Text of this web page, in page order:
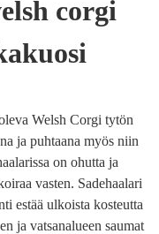
corgi
Welsh Corgi tytön
ja puhtaana myös niin
on ohutta ja
vasten. Sadehaalari
estää ulkoista kosteutta
ja vatsanalueen saumat